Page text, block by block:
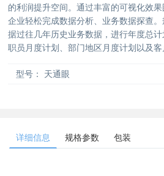
的利润提升空间。通过丰富的可视化效
企业轻松完成数据分析、业务数据探查
据过往几年历史业务数据，进行年度总
职员月度计划、部门地区月度计划以及
型号： 天通眼
详细信息 规格参数 包装